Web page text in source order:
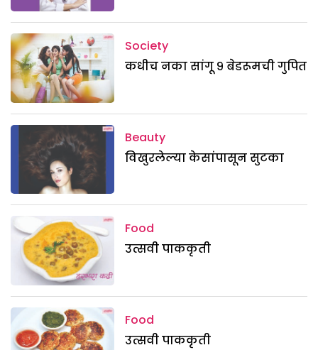
Society
कधीच नका सांगू ९ बेडरूमची गुपित
Beauty
विखुरलेल्या केसांपासून सुटका
Food
उत्सवी पाककृती
Food
उत्सवी पाककृती